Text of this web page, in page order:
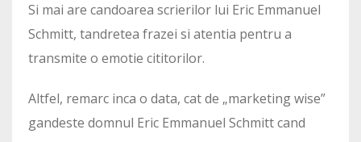
Si mai are candoarea scrierilor lui Eric Emmanuel
Schmitt, tandretea frazei si atentia pentru a
transmite o emotie cititorilor.
Altfel, remarc inca o data, cat de „marketing wise”
gandeste domnul Eric Emmanuel Schmitt cand